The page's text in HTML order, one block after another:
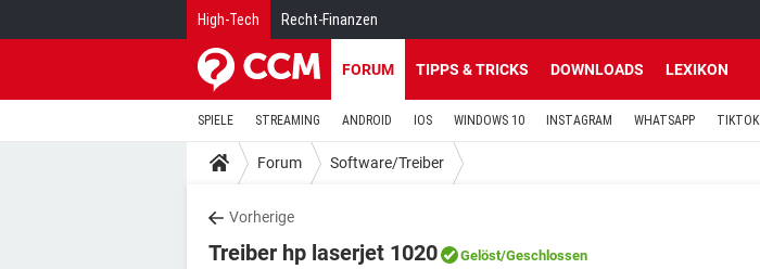
High-Tech Recht-Finanzen
FORUM TIPPS & TRICKS DOWNLOADS LEXIKON
SPIELE STREAMING ANDROID IOS WINDOWS 10 INSTAGRAM WHATSAPP TIKTOK
Forum Software/Treiber
Vorherige
Treiber hp laserjet 1020 Gelöst/Geschlossen